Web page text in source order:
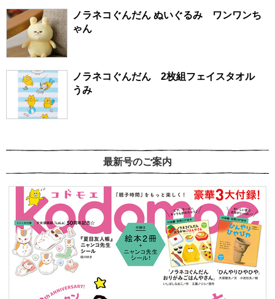
ノラネコぐんだん ぬいぐるみ ワンワンち
ゃん
ノラネコぐんだん 2枚組フェイスタオル
うみ
最新号のご案内